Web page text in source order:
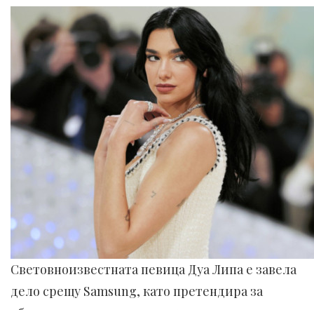
Световноизвестната певица Дуа Липа е завела
дело срещу Samsung, като претендира за